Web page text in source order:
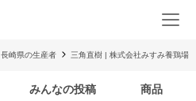
長崎県の生産者 三角直樹 | 株式会社みすみ養鶏場
みんなの投稿 商品